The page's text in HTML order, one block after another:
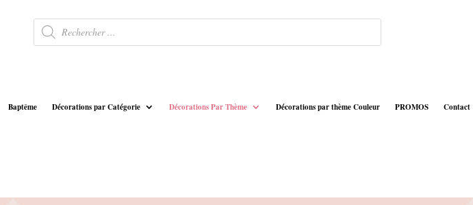
Recherche
de
produits
Baptême Décorations par Catégorie Décorations Par Thème Décorations par thème Couleur PROMOS Contact